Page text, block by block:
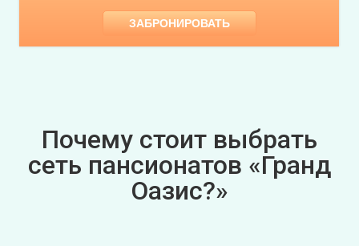
ЗАБРОНИРОВАТЬ
Почему стоит выбрать
сеть пансионатов «Гранд
Оазис?»